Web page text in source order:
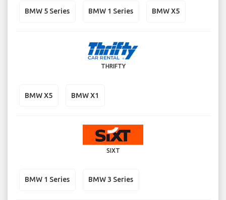
BMW 5 Series BMW 1 Series BMW X5
THRIFTY
BMW X5 BMW X1
SIXT
BMW 1 Series BMW 3 Series